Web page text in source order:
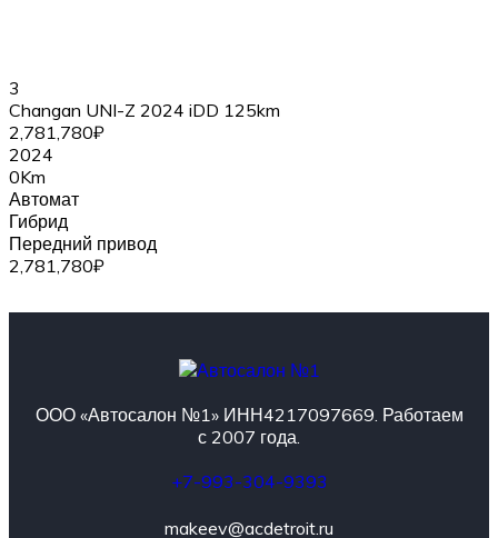
3
Changan UNI-Z 2024 iDD 125km
2,781,780₽
2024
0Km
Автомат
Гибрид
Передний привод
2,781,780₽
ООО «Автосалон №1» ИНН4217097669. Работаем
с 2007 года.
+7-993-304-9393
makeev@acdetroit.ru